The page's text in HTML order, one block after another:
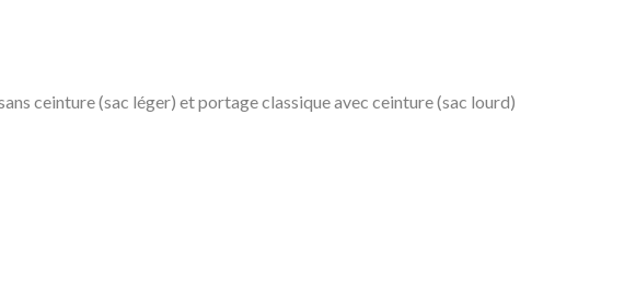
ceinture (sac léger) et portage classique avec ceinture (sac lourd)